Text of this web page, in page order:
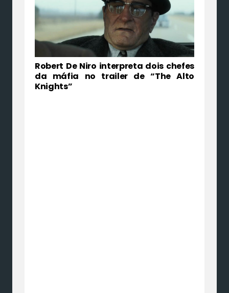
Robert De Niro interpreta dois chefes
da máfia no trailer de “The Alto
Knights”